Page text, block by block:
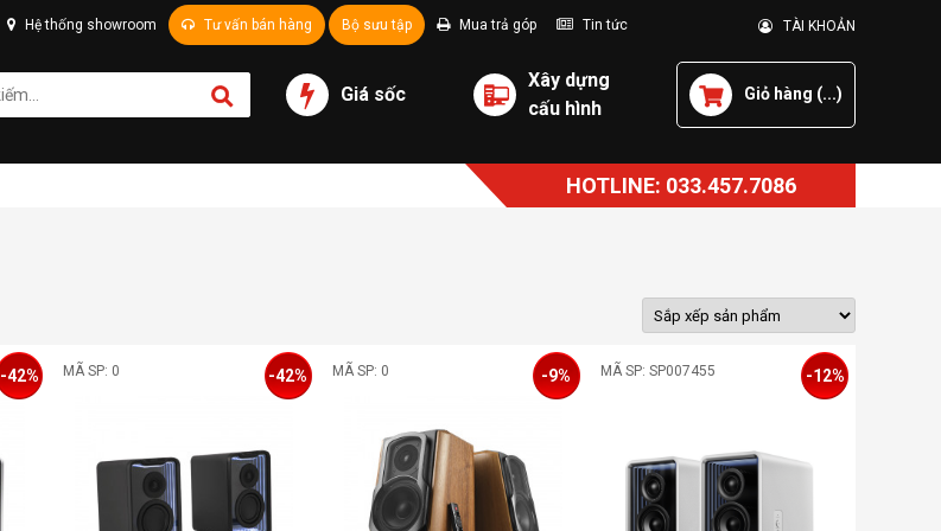
Hệ thống showroom Tư vấn bán hàng Bộ sưu tập Mua trả góp Tin tức TÀI KHOẢN
Giá sốc
Xây dựng
cấu hình
Giỏ hàng (...)
HOTLINE: 033.457.7086
-42% MÃ SP: 0 -42% MÃ SP: 0 -9% MÃ SP: SP007455 -12%